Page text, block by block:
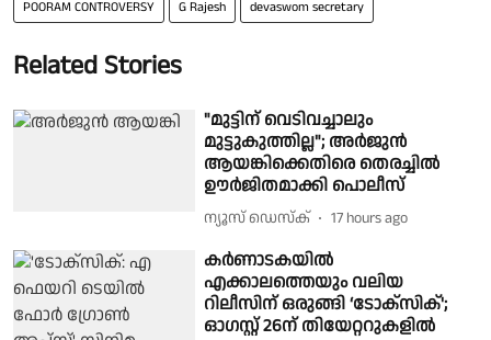
POORAM CONTROVERSY G Rajesh devaswom secretary
Related Stories
"മുട്ടിന് വെടിവച്ചാലും
മുട്ടുകുത്തില്ല"; അർജുൻ
ആയങ്കിക്കെതിരെ തെരച്ചിൽ
ഊർജിതമാക്കി പൊലീസ്
ന്യൂസ് ഡെസ്ക് 17 hours ago
കർണാടകയിൽ
എക്കാലത്തെയും വലിയ
റിലീസിന് ഒരുങ്ങി ‘ടോക്സിക്';
ഓഗസ്റ്റ് 26ന് തിയേറ്ററുകളിൽ